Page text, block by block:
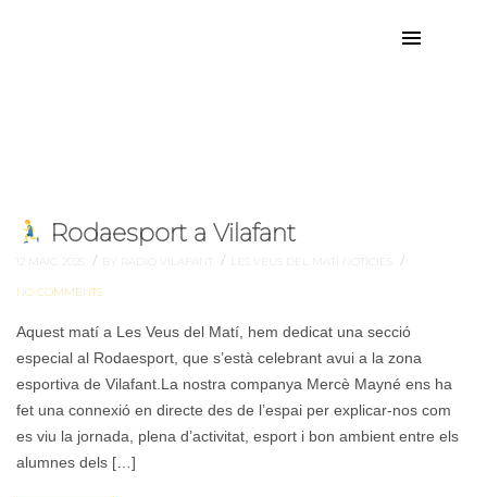
Rodaesport a Vilafant
12 MAIG 2025 / BY RADIO VILAFANT / LES VEUS DEL MATÍ NOTÍCIES /
NO COMMENTS
Aquest matí a Les Veus del Matí, hem dedicat una secció
especial al Rodaesport, que s’està celebrant avui a la zona
esportiva de Vilafant.La nostra companya Mercè Mayné ens ha
fet una connexió en directe des de l’espai per explicar-nos com
es viu la jornada, plena d’activitat, esport i bon ambient entre els
alumnes dels […]